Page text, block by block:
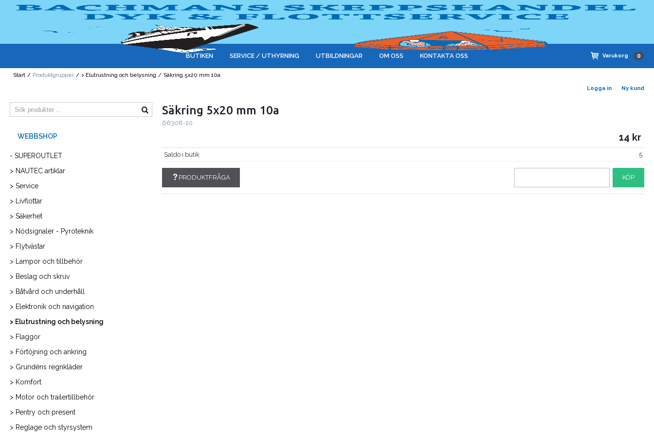
Logga in Ny kund
Varukorg 0
BUTIKEN SERVICE / UTHYRNING UTBILDNINGAR OM OSS KONTAKTA OSS
Start / Produktgrupper / > Elutrustning och belysning / Säkring 5x20 mm 10a
- SUPEROUTLET
> NAUTEC artiklar
> Service
> Livflottar
> Säkerhet
> Nödsignaler - Pyroteknik
> Flytvästar
> Lampor och tillbehör
> Beslag och skruv
> Båtvård och underhåll
> Elektronik och navigation
> Elutrustning och belysning
> Flaggor
> Förtöjning och ankring
> Grundéns regnkläder
> Komfort
> Motor och trailertillbehör
> Pentry och present
> Reglage och styrsystem
Säkring 5x20 mm 10a
66308-10
14
Saldo i butik 5
PRODUKTFRÅGA KÖP